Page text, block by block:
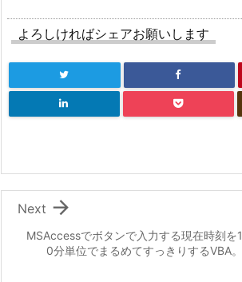
よろしければシェアお願いします
MSAccessでボタンで入力する現在時刻を1
0分単位でまるめてすっきりするVBA。

Next